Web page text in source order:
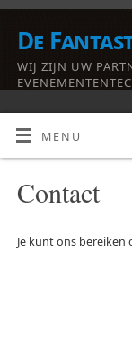
De
WIJ ZIJN UW
MENU
Contact
Je kunt ons bereiken